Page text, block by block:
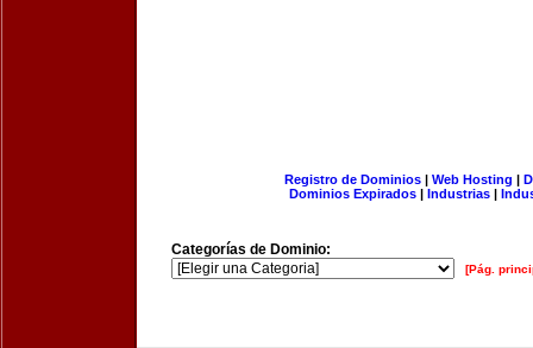
Registro de Dominios| Web Hosting |
Dominios Expirados | Industrias |
Categorías de Dominio:
[Pág.